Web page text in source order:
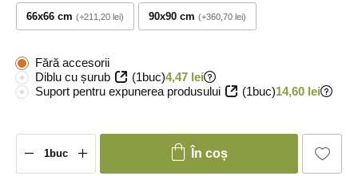
66x66 cm +211,20 lei 90x90 cm +360,70 lei
Fără accesorii
Diblu cu șurub
(1buc)4,47 lei
Suport pentru expunerea produsului
(1buc)14,60 lei
În coș